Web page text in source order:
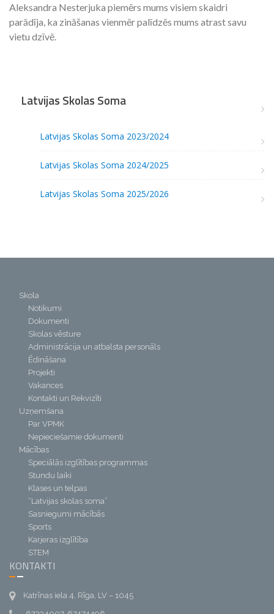
Aleksandra Nesterjuka piemērs mums visiem skaidri
parādīja, ka zināšanas vienmēr palīdzēs mums atrast savu
vietu dzīvē.
Latvijas Skolas Soma
Latvijas Skolas Soma 2023/2024
Latvijas Skolas Soma 2024/2025
Latvijas Skolas Soma 2025/2026
Skola
Notikumi
Dokumenti
Skolas vēsture
Administrācija un atbalsta personāls
Ēdināšana
Projekti
Vakances
Kontakti un Rekvizīti
Uzņemšana
Par VPMK
Nepieciešamie dokumenti
Mācības
Speciālās izglītības programmas
Stundu laiki
Klases un telpas
“Latvijas skolas soma”
Sasniegumi mācībās
Sports
Karjeras izglītība
STEM
KONTAKTI
Katrīnas iela 4, Rīga, LV – 1045